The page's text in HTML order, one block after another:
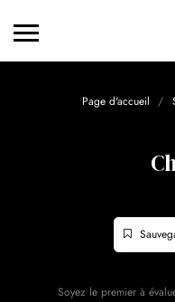
Page d'accueil
Soyez le premier à